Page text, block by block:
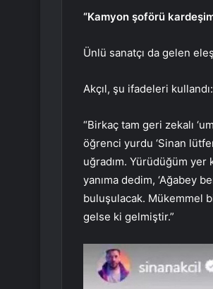
“Kamyon şoförü
Ünlü sanatçı da gelen
Akçıl, şu ifadeleri kullandı:
“Birkaç tam geri zekalı
öğrenci yurdu ‘Sinan
uğradım. Yürüdüğüm yer
yanıma dedim, ‘Ağabey
buluşulacak. Mükemmel
gelse ki gelmiştir.”